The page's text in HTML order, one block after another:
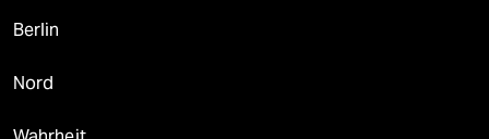
Berlin
Nord